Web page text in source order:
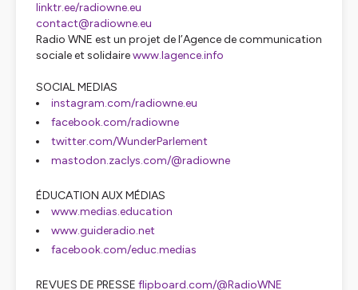
linktr.ee/radiowne.eu
contact@radiowne.eu
Radio WNE est un projet de l’Agence de communication
sociale et solidairewww.lagence.info
SOCIAL MEDIAS
instagram.com/radiowne.eu
facebook.com/radiowne
twitter.com/WunderParlement
mastodon.zaclys.com/@radiowne
ÉDUCATION AUX MÉDIAS
www.medias.education
www.guideradio.net
facebook.com/educ.medias
REVUES DE PRESSE flipboard.com/@RadioWNE